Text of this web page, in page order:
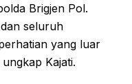
Brigjen Pol.
seluruh
yang luar
Kajati.